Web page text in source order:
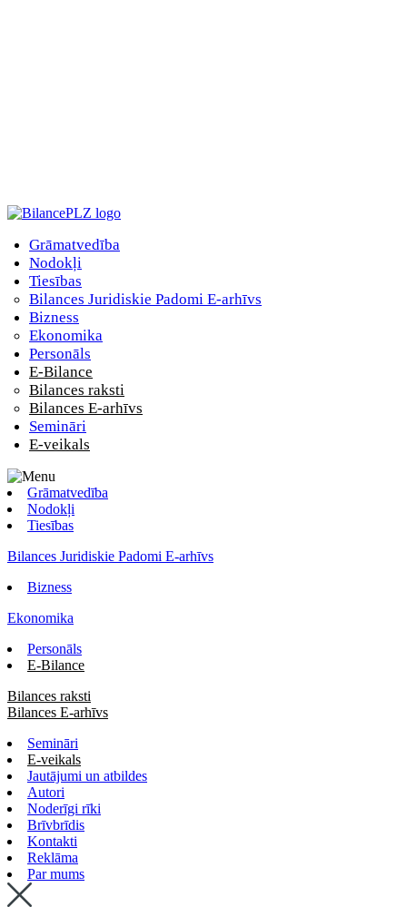
Grāmatvedība
Nodokļi
Tiesības
Bilances Juridiskie Padomi E-arhīvs
Bizness
Ekonomika
Personāls
E-Bilance
Bilances raksti
Bilances E-arhīvs
Semināri
E-veikals
Grāmatvedība
Nodokļi
Tiesības
Bilances Juridiskie Padomi E-arhīvs
Bizness
Ekonomika
Personāls
E-Bilance
Bilances raksti
Bilances E-arhīvs
Semināri
E-veikals
Jautājumi un atbildes
Autori
Noderīgi rīki
Brīvbrīdis
Kontakti
Reklāma
Par mums